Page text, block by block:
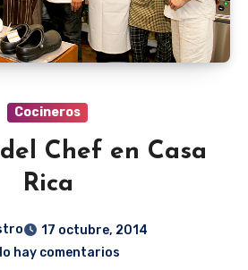
Cocineros
Chef en Casa
Rica
17 octubre, 2014
hay comentarios